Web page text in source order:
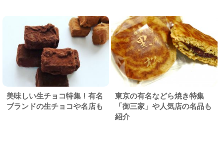
美味しい生チョコ特集！有名
ブランドの生チョコや名店も
東京の有名などら焼き特集
「御三家」や人気店の名品も
紹介